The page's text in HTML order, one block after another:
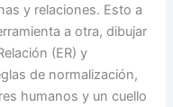
y relaciones. Esto a
a otra, dibujar
(ER) y
de normalización,
humanos y un cuello